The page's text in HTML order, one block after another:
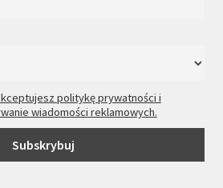
politykę prywatności i
wiadomości reklamowych.